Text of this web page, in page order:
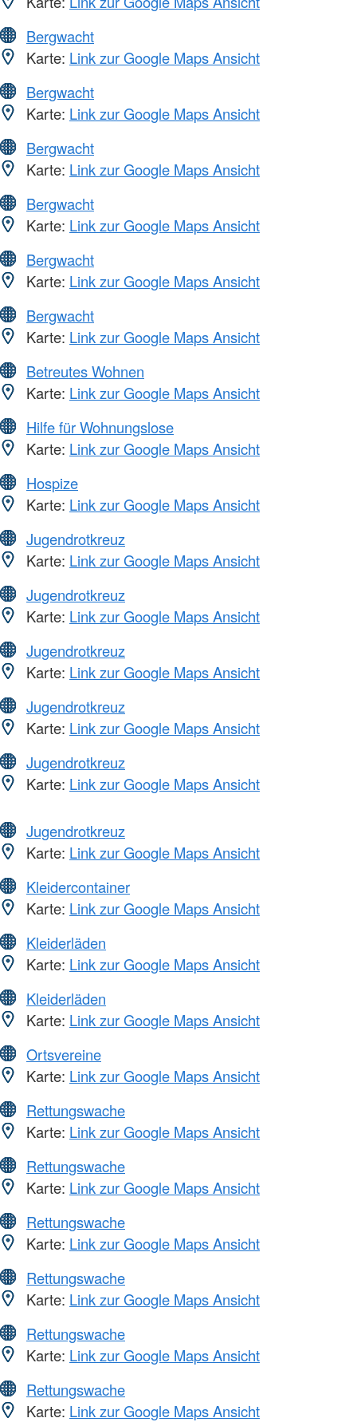
Bergwacht
Karte: Link zur Google Maps Ansicht
Bergwacht
Karte: Link zur Google Maps Ansicht
Bergwacht
Karte: Link zur Google Maps Ansicht
Bergwacht
Karte: Link zur Google Maps Ansicht
Bergwacht
Karte: Link zur Google Maps Ansicht
Bergwacht
Karte: Link zur Google Maps Ansicht
Betreutes Wohnen
Karte: Link zur Google Maps Ansicht
Hilfe für Wohnungslose
Karte: Link zur Google Maps Ansicht
Hospize
Karte: Link zur Google Maps Ansicht
Jugendrotkreuz
Karte: Link zur Google Maps Ansicht
Jugendrotkreuz
Karte: Link zur Google Maps Ansicht
Jugendrotkreuz
Karte: Link zur Google Maps Ansicht
Jugendrotkreuz
Karte: Link zur Google Maps Ansicht
Jugendrotkreuz
Karte: Link zur Google Maps Ansicht
Jugendrotkreuz
Karte: Link zur Google Maps Ansicht
Kleidercontainer
Karte: Link zur Google Maps Ansicht
Kleiderläden
Karte: Link zur Google Maps Ansicht
Kleiderläden
Karte: Link zur Google Maps Ansicht
Ortsvereine
Karte: Link zur Google Maps Ansicht
Rettungswache
Karte: Link zur Google Maps Ansicht
Rettungswache
Karte: Link zur Google Maps Ansicht
Rettungswache
Karte: Link zur Google Maps Ansicht
Rettungswache
Karte: Link zur Google Maps Ansicht
Rettungswache
Karte: Link zur Google Maps Ansicht
Rettungswache
Karte: Link zur Google Maps Ansicht